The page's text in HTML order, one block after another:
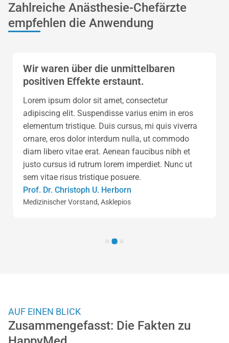
Zahlreiche Anästhesie-Chefärzte
empfehlen die Anwendung
Wir waren über die unmittelbaren
positiven Effekte erstaunt.
Lorem ipsum dolor sit amet, consectetur
adipiscing elit. Suspendisse varius enim in eros
elementum tristique. Duis cursus, mi quis viverra
ornare, eros dolor interdum nulla, ut commodo
diam libero vitae erat. Aenean faucibus nibh et
justo cursus id rutrum lorem imperdiet. Nunc ut
sem vitae risus tristique posuere.
Prof. Dr. Christoph U. Herborn
Medizinischer Vorstand, Asklepios
AUF EINEN BLICK
Zusammengefasst: Die Fakten zu